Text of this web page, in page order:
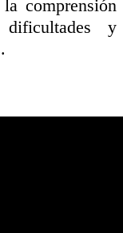
comprensión
y